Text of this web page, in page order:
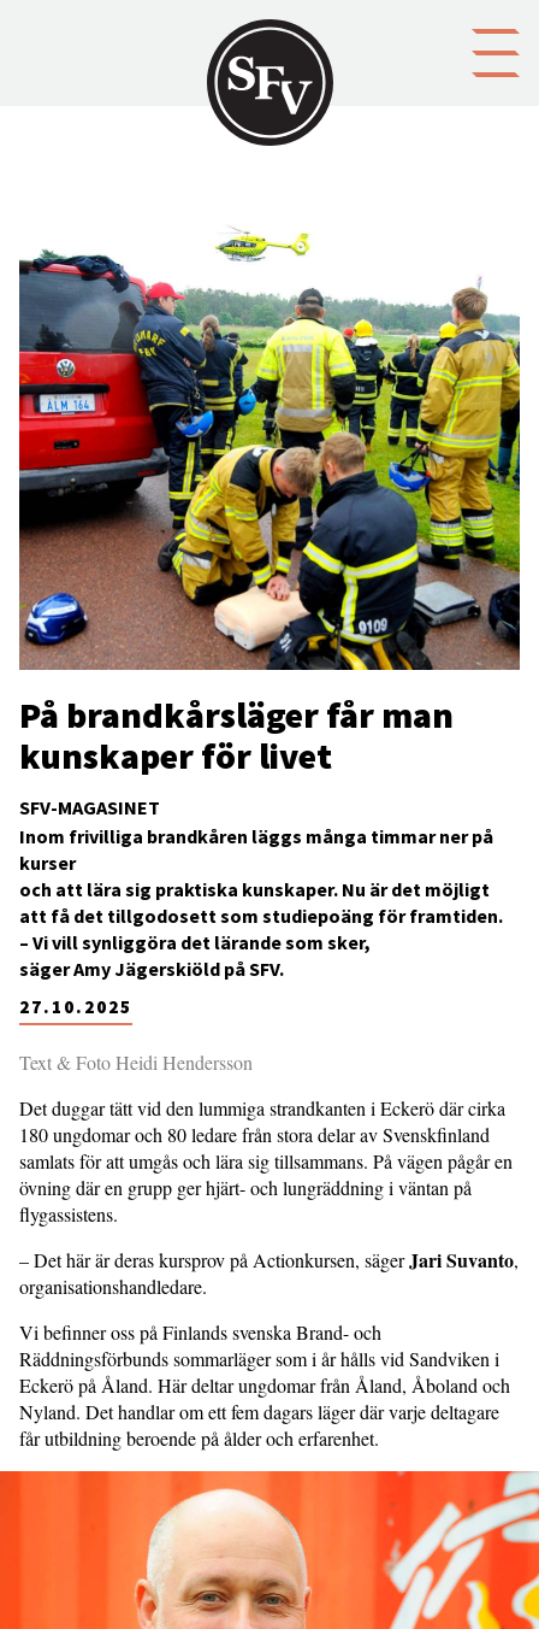
SFV-MAGASINET
På brandkårsläger får man
kunskaper för livet
27.10.2025
Inom frivilliga brandkåren läggs många timmar ner på
kurser
och att lära sig praktiska kunskaper. Nu är det möjligt
att få det tillgodosett som studiepoäng för framtiden.
– Vi vill synliggöra det lärande som sker,
säger Amy Jägerskiöld på SFV.
Text & Foto Heidi Hendersson
Det duggar tätt vid den lummiga strandkanten i Eckerö där cirka
180 ungdomar och 80 ledare från stora delar av Svenskfinland
samlats för att umgås och lära sig tillsammans. På vägen pågår en
övning där en grupp ger hjärt- och lungräddning i väntan på
flygassistens.
– Det här är deras kursprov på Actionkursen, sägerJari Suvanto,
organisationshandledare.
Vi befinner oss på Finlands svenska Brand- och
Räddningsförbunds sommarläger som i år hålls vid Sandviken i
Eckerö på Åland. Här deltar ungdomar från Åland, Åboland och
Nyland. Det handlar om ett fem dagars läger där varje deltagare
får utbildning beroende på ålder och erfarenhet.